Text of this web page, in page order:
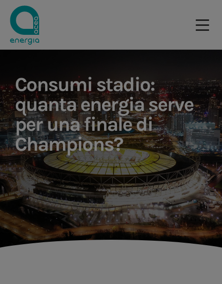
Consumi stadio:
quanta energia serve
per una finale di
Champions?